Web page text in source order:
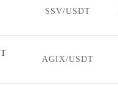
SSV/USDT
AGIX/USDT